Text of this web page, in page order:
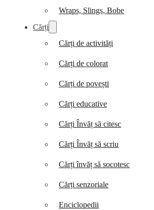
Wraps, Slings, Bobe
Cărți
Cărți de activități
Cărți de colorat
Cărți de povești
Cărți educative
Cărți Învăț să citesc
Cărți Învăț să scriu
Cărți învăț să socotesc
Cărți senzoriale
Enciclopedii